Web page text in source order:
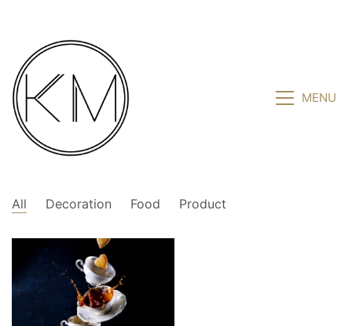
MENU
All Decoration Food Product